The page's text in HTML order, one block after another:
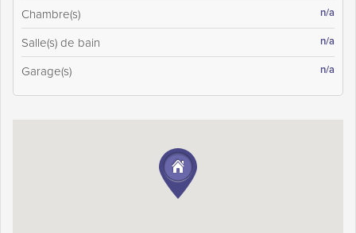
Chambre(s) n/a
Salle(s) de bain n/a
Garage(s) n/a